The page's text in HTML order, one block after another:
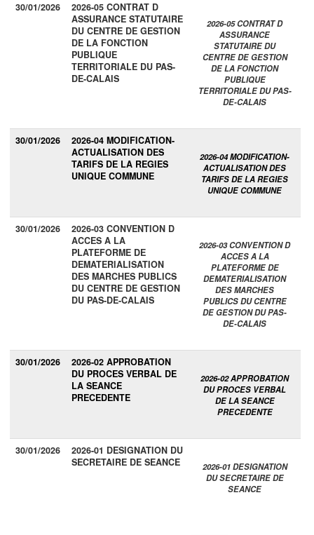
30/01/2026
2026-05 CONTRAT D
ASSURANCE STATUTAIRE
DU CENTRE DE GESTION
DE LA FONCTION
PUBLIQUE
TERRITORIALE DU PAS-
DE-CALAIS
2026-05 CONTRAT D
ASSURANCE
STATUTAIRE DU
CENTRE DE GESTION
DE LA FONCTION
PUBLIQUE
TERRITORIALE DU PAS-
DE-CALAIS
30/01/2026
2026-04 MODIFICATION-
ACTUALISATION DES
TARIFS DE LA REGIES
UNIQUE COMMUNE
2026-04 MODIFICATION-
ACTUALISATION DES
TARIFS DE LA REGIES
UNIQUE COMMUNE
30/01/2026
2026-03 CONVENTION D
ACCES A LA
PLATEFORME DE
DEMATERIALISATION
DES MARCHES PUBLICS
DU CENTRE DE GESTION
DU PAS-DE-CALAIS
2026-03 CONVENTION D
ACCES A LA
PLATEFORME DE
DEMATERIALISATION
DES MARCHES
PUBLICS DU CENTRE
DE GESTION DU PAS-
DE-CALAIS
30/01/2026
2026-02 APPROBATION
DU PROCES VERBAL DE
LA SEANCE
PRECEDENTE
2026-02 APPROBATION
DU PROCES VERBAL
DE LA SEANCE
PRECEDENTE
30/01/2026
2026-01 DESIGNATION DU
SECRETAIRE DE SEANCE
2026-01 DESIGNATION
DU SECRETAIRE DE
SEANCE